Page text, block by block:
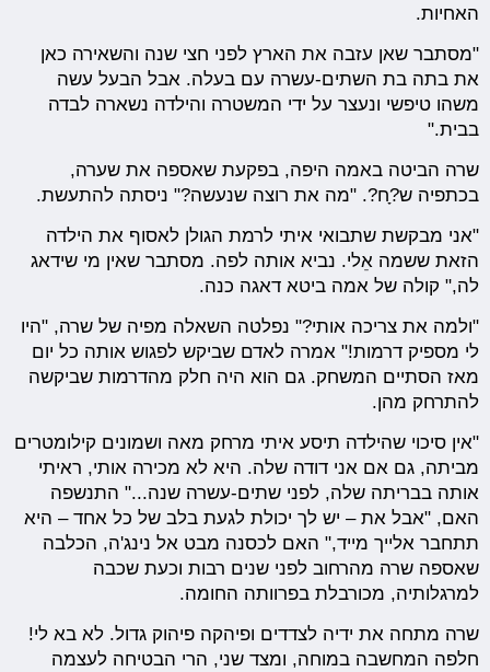
האחיות.
"מסתבר שאן עזבה את הארץ לפני חצי שנה והשאירה כאן
את בתה בת השתים-עשרה עם בעלה. אבל הבעל עשה
משהו טיפשי ונעצר על ידי המשטרה והילדה נשארה לבדה
בבית."
שרה הביטה באמה היפה, בפקעת שאספה את שערה,
בכתפיה ש?ָח?. "מה את רוצה שנעשה?" ניסתה להתעשת.
"אני מבקשת שתבואי איתי לרמת הגולן לאסוף את הילדה
הזאת ששמה אֵלי. נביא אותה לפה. מסתבר שאין מי שידאג
לה," קולה של אמה ביטא דאגה כנה.
"ולמה את צריכה אותי?" נפלטה השאלה מפיה של שרה, "היו
לי מספיק דרמות!" אמרה לאדם שביקש לפגוש אותה כל יום
מאז הסתיים המשחק. גם הוא היה חלק מהדרמות שביקשה
להתרחק מהן.
"אין סיכוי שהילדה תיסע איתי מרחק מאה ושמונים קילומטרים
מביתה, גם אם אני דודה שלה. היא לא מכירה אותי, ראיתי
אותה בבריתה שלה, לפני שתים-עשרה שנה..." התנשפה
האם, "אבל את – יש לך יכולת לגעת בלב של כל אחד – היא
תתחבר אלייך מייד," האם לכסנה מבט אל נינג'ה, הכלבה
שאספה שרה מהרחוב לפני שנים רבות וכעת שכבה
למרגלותיה, מכורבלת בפרוותה החומה.
שרה מתחה את ידיה לצדדים ופיהקה פיהוק גדול. לא בא לי!
חלפה המחשבה במוחה, ומצד שני, הרי הבטיחה לעצמה